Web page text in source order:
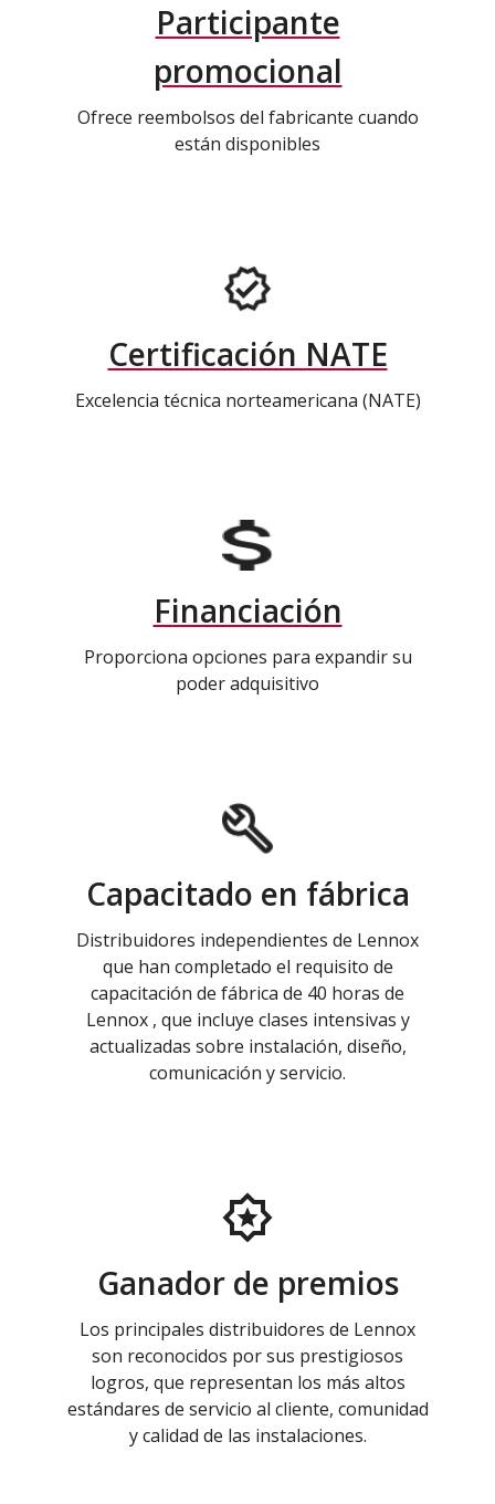
Participante
promocional
Ofrece reembolsos del fabricante cuando
están disponibles
Certificación NATE
Excelencia técnica norteamericana (NATE)
Financiación
Proporciona opciones para expandir su
poder adquisitivo
Capacitado en fábrica
Distribuidores independientes de Lennox
que han completado el requisito de
capacitación de fábrica de 40 horas de
Lennox , que incluye clases intensivas y
actualizadas sobre instalación, diseño,
comunicación y servicio.
Ganador de premios
Los principales distribuidores de Lennox
son reconocidos por sus prestigiosos
logros, que representan los más altos
estándares de servicio al cliente, comunidad
y calidad de las instalaciones.